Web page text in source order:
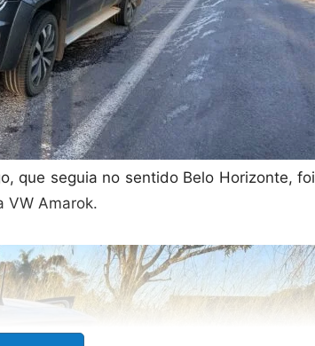
que seguia no sentido Belo Horizonte, foi
VW Amarok.